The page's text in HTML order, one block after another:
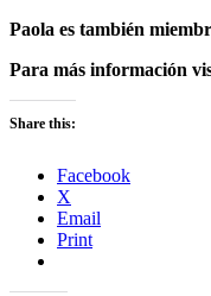
Paola es también
Para más información
Share this:
Facebook
X
Email
Print